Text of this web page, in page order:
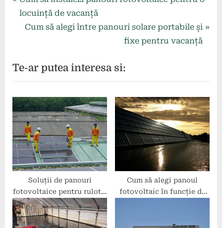
în
r
o
u
s
P
o
s
t
:
locuință de vacanță
N
t
P
o
s
t
:
Cum să alegi între panouri solare portabile și
fixe pentru vacanță
Te-ar putea interesa si:
Soluții de panouri
fotovoltaice pentru rulote:
ce să alegi?
Cum să alegi panoul
fotovoltaic în funcție de